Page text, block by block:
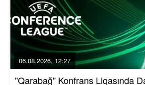
06.08.2026, 12:27
"Qarabağ" Konfrans Liqasında